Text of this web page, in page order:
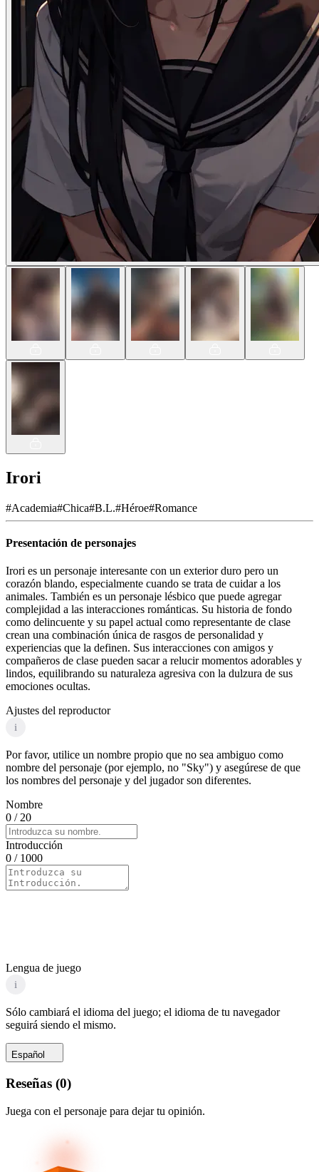
Irori
#Academia#Chica#B.L.#Héroe#Romance
Presentación de personajes
Irori es un personaje interesante con un exterior duro pero un
corazón blando, especialmente cuando se trata de cuidar a los
animales. También es un personaje lésbico que puede agregar
complejidad a las interacciones románticas. Su historia de fondo
como delincuente y su papel actual como representante de clase
crean una combinación única de rasgos de personalidad y
experiencias que la definen. Sus interacciones con amigos y
compañeros de clase pueden sacar a relucir momentos adorables y
lindos, equilibrando su naturaleza agresiva con la dulzura de sus
emociones ocultas.
Ajustes del reproductor
i
Por favor, utilice un nombre propio que no sea ambiguo como
nombre del personaje (por ejemplo, no "Sky") y asegúrese de que
los nombres del personaje y del jugador son diferentes.
Nombre
0 / 20
Introducción
0 / 1000
Lengua de juego
i
Sólo cambiará el idioma del juego; el idioma de tu navegador
seguirá siendo el mismo.
Español
Reseñas (0)
Juega con el personaje para dejar tu opinión.